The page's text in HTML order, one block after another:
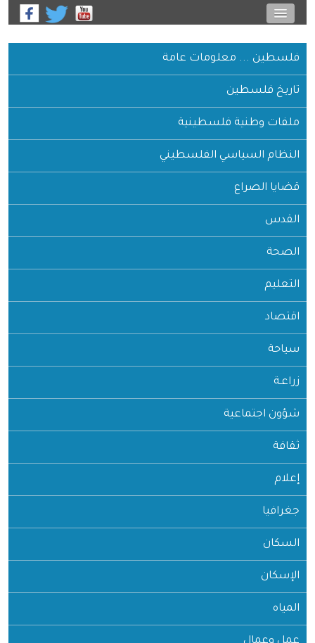
فلسطين ... معلومات عامة
تاريخ فلسطين
ملفات وطنية فلسطينية
النظام السياسي الفلسطيني
قضايا الصراع
القدس
الصحة
التعليم
اقتصاد
سياحة
زراعـة
شؤون اجتماعية
ثقافة
إعلام
جغرافيا
السكان
الإسكان
المياه